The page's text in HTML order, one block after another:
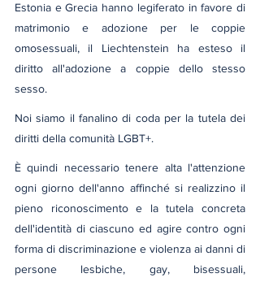
Estonia e Grecia hanno legiferato in favore di
matrimonio e adozione per le coppie
omosessuali, il Liechtenstein ha esteso il
diritto all'adozione a coppie dello stesso
sesso.
Noi siamo il fanalino di coda per la tutela dei
diritti della comunità LGBT+.
È quindi necessario tenere alta l'attenzione
ogni giorno dell'anno affinché si realizzino il
pieno riconoscimento e la tutela concreta
dell'identità di ciascuno ed agire contro ogni
forma di discriminazione e violenza ai danni di
persone lesbiche, gay, bisessuali,